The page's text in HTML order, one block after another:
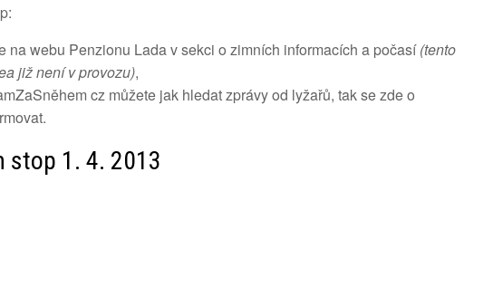
na webu Penzionu Lada v sekci o zimních informacích a počasí(tento
již není v provozu),
cz můžete jak hledat zprávy od lyžařů, tak se zde o
stop 1. 4. 2013